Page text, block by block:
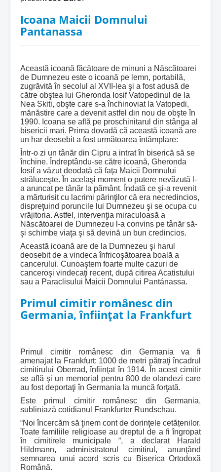
Icoana Maicii Domnului
Pantanassa
Această icoană făcătoare de minuni a Născătoarei
de Dumnezeu este o icoană pe lemn, portabilă,
zugrăvită în secolul al XVII-lea şi a fost adusă de
către obştea lui Gheronda Iosif Vatopedinul de la
Nea Skiti, obşte care s-a închinoviat la Vatopedi,
mănăstire care a devenit astfel din nou de obşte în
1990. Icoana se află pe proschinitarul din stânga al
bisericii mari. Prima dovadă că această icoană are
un har deosebit a fost următoarea întâmplare:
Într-o zi un tânăr din Cipru a intrat în biserică să se
închine. Îndreptându-se către icoană, Gheronda
Iosif a văzut deodată că faţa Maicii Domnului
străluceşte. În acelaşi moment o putere nevăzută l-
a aruncat pe tânăr la pământ. Îndată ce şi-a revenit
a mărturisit cu lacrimi părinţilor că era necredincios,
dispreţuind poruncile lui Dumnezeu şi se ocupa cu
vrăjitoria. Astfel, intervenţia miraculoasă a
Născătoarei de Dumnezeu l-a convins pe tânăr să-
şi schimbe viaţa şi să devină un bun credincios.
Această icoană are de la Dumnezeu şi harul
deosebit de a vindeca înfricoşătoarea boală a
cancerului. Cunoaştem foarte multe cazuri de
canceroşi vindecaţi recent, după citirea Acatistului
sau a Paraclisului Maicii Domnului Pantánassa.
Primul cimitir românesc din
Germania, înființat la Frankfurt
Primul cimitir românesc din Germania va fi
amenajat la Frankfurt: 1000 de metri pătraţi încadrul
cimitirului Oberrad, înfiinţat în 1914. În acest cimitir
se află şi un memorial pentru 800 de olandezi care
au fost deportaţi în Germania la muncă forţată.
Este primul cimitir românesc din Germania,
subliniază cotidianul Frankfurter Rundschau.
“Noi încercăm să ţinem cont de dorinţele cetățenilor.
Toate familiile religioase au dreptul de a fi îngropat
în cimitirele municipale “, a declarat Harald
Hildmann, administratorul cimitirul, anunţând
semnarea unui acord scris cu Biserica Ortodoxă
Română.